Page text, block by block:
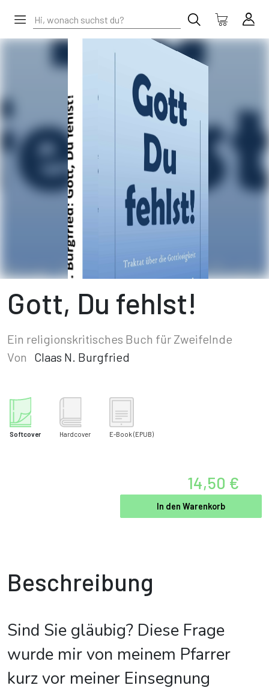
Gott, Du fehlst!
Ein religionskritisches Buch für Zweifelnde
Von
Claas N. Burgfried
Softcover Hardcover E-Book (EPUB)
14,50 €
In den Warenkorb
Beschreibung
Sind Sie gläubig? Diese Frage
wurde mir von meinem Pfarrer
kurz vor meiner Einsegnung